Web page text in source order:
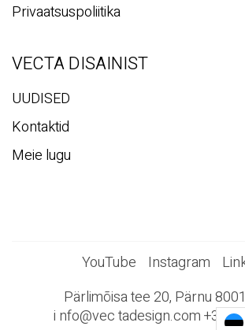
Privaatsuspoliitika
VECTA DISAINIST
UUDISED
Kontaktid
Meie lugu
YouTube Instagram
Pärlimõisa tee 20, Pärnu
i nfo@vectadesign.com +372